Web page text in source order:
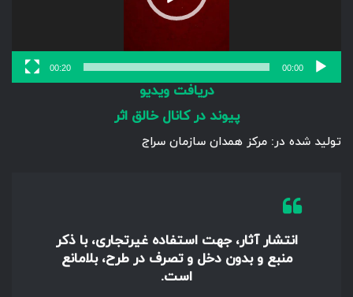
00:00
00:20
دریافت ویدیو
پیوند در کانال خالق اثر
تولید شده در: مرکز همدان سازمان سراج
انتشار آثار، جهت استفاده غیرتجاری، با ذکر
منبع و بدون دخل و تصرف در طرح، بلامانع
است.